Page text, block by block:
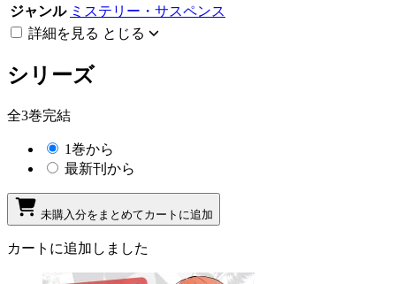
ジャンル ミステリー・サスペンス
詳細を見る とじる
シリーズ
全3巻完結
1巻から
最新刊から
未購入分をまとめてカートに追加
カートに追加しました